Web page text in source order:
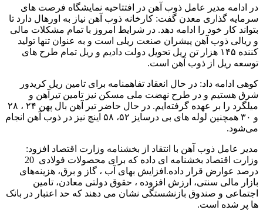
در ادامه مدیر عامل ذوب آهن در افتتاحیه نمایشگاه فرصت های
سرمایه گذاری معدن گفت: کارخانه ذوب آهن نیاز به اورهال دارد تا
بتواند کار خود را ادامه دهد. در شرایط امروز با تمام مشکلات مالی
و ریالی ذوب آهن پیشران صنعت ریلی است و به عنوان تنها تولید
کننده ۱۴۵ هزار تن ریل تحویل دولت دادیم و ریل تمام طرح های
توسعه ریل از ذوب آهن است.
کوهی ادامه داد: در حال انعقاد تفاهمنامه برای تامین ریل کریدور
شرق هستیم و در طرح نهضت ملی مسکن نیز تامین تیرآهن و
میلگرد را بر عهده گرفته‌ایم. در حال حاضر تیر آهن بال پهن ۲۴ ، ۲۸
و ۳۰ همچنین لوله های بی درسایز ۵۲، ۵۸ اینچ نیز در ذوب آهن انجام
می‌شود.
مدیر عامل ذوب آهن با انتقاد از بخشنامه وزارت اقتصاد افزود:
وزارت اقتصاد بخشنامه ای داده که برای محصولات فولادی 20
درصد عوارض قرار داده.افزایش بهای آب ، گاز و برق، هزینه‌های
بازار مالی سنتی، ارزش افزوده ، حقوق دولتی معادن، تامین
اجتماعی و صندوق بازنشستگی نشان می دهند که حد اعتبار در بانک
ها پر شده است.